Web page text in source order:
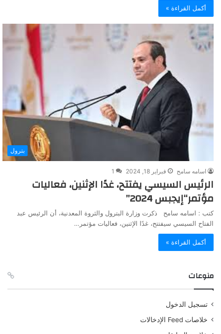
أكمل القراءة »
بترول
اسامه سامح فبراير 18, 2024 1
الرئيس السيسي يفتتح، غدًا الإثنين، فعاليات
مؤتمر“إيجبس 2024”
كتب : اسامه سامح ذكرت وزارة البترول والثروة المعدنية، أن الرئيس عبد
الفتاح السيسي سيفتتح، غدًا الإثنين، فعاليات مؤتمر…
أكمل القراءة »
منوعات
تسجيل الدخول
خلاصات Feed الإدخالات